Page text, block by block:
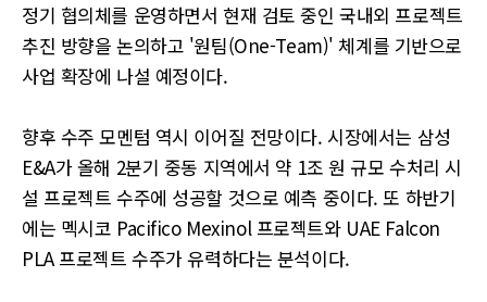
정기 협의체를 운영하면서 현재 검토 중인 국내외 프로젝트
추진 방향을 논의하고 '원팀(One-Team)' 체계를 기반으로
사업 확장에 나설 예정이다.
향후 수주 모멘텀 역시 이어질 전망이다. 시장에서는 삼성
E&A가 올해 2분기 중동 지역에서 약 1조 원 규모 수처리 시
설 프로젝트 수주에 성공할 것으로 예측 중이다. 또 하반기
에는 멕시코 Pacifico Mexinol 프로젝트와 UAE Falcon
PLA 프로젝트 수주가 유력하다는 분석이다.